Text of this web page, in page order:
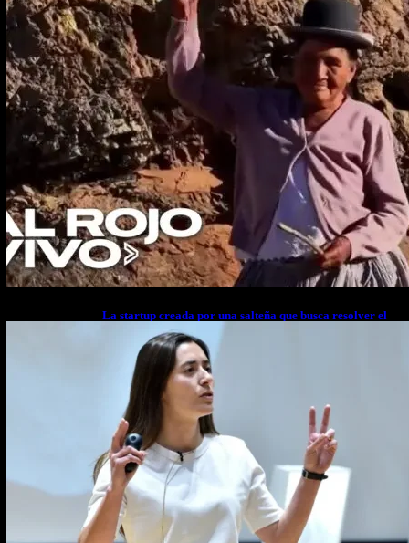
La startup creada por una salteña que busca resolver el
estrés financiero en Latinoamérica